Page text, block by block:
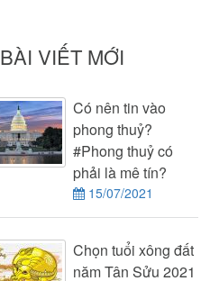
BÀI VIẾT MỚI
Có nên tin vào
phong thuỷ?
#Phong thuỷ có
phải là mê tín?
15/07/2021
Chọn tuổi xông đất
năm Tân Sửu 2021